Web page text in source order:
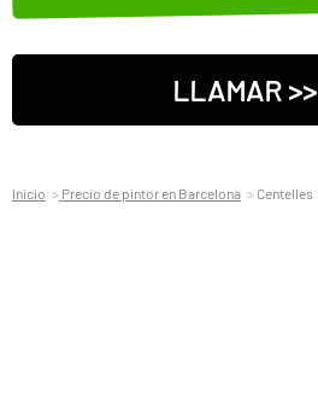
LLAMAR >>
Inicio Precio de pintor en Barcelona Centelles